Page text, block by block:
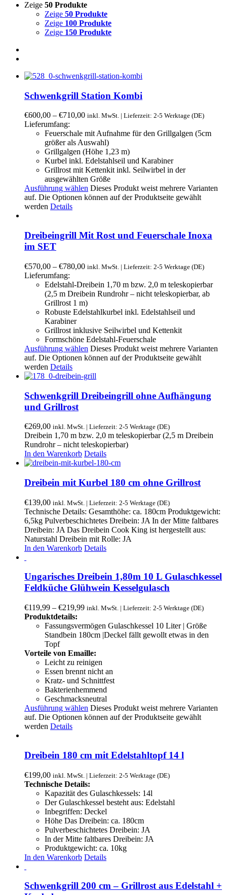
Zeige 50 Produkte
Zeige 50 Produkte
Zeige 100 Produkte
Zeige 150 Produkte
Schwenkgrill Station Kombi
€600,00 – €710,00 inkl. MwSt. | Lieferzeit: 2-5 Werktage (DE)
Lieferumfang:
Feuerschale mit Aufnahme für den Grillgalgen (5cm
größer als Auswahl)
Grillgalgen (Höhe 1,23 m)
Kurbel inkl. Edelstahlseil und Karabiner
Grillrost mit Kettenkit inkl. Seilwirbel in der
ausgewählten Größe
Ausführung wählen Dieses Produkt weist mehrere Varianten
auf. Die Optionen können auf der Produktseite gewählt
werden Details
Dreibeingrill Mit Rost und Feuerschale Inoxa
im SET
€570,00 – €780,00 inkl. MwSt. | Lieferzeit: 2-5 Werktage (DE)
Lieferumfang:
Edelstahl-Dreibein 1,70 m bzw. 2,0 m teleskopierbar
(2,5 m Dreibein Rundrohr – nicht teleskopierbar, ab
Grillrost 1 m)
Robuste Edelstahlkurbel inkl. Edelstahlseil und
Karabiner
Grillrost inklusive Seilwirbel und Kettenkit
Formschöne Edelstahl-Feuerschale
Ausführung wählen Dieses Produkt weist mehrere Varianten
auf. Die Optionen können auf der Produktseite gewählt
werden Details
Schwenkgrill Dreibeingrill ohne Aufhängung
und Grillrost
€269,00 inkl. MwSt. | Lieferzeit: 2-5 Werktage (DE)
Dreibein 1,70 m bzw. 2,0 m teleskopierbar (2,5 m Dreibein
Rundrohr – nicht teleskopierbar)
In den Warenkorb Details
Dreibein mit Kurbel 180 cm ohne Grillrost
€139,00 inkl. MwSt. | Lieferzeit: 2-5 Werktage (DE)
Technische Details: Gesamthöhe: ca. 180cm Produktgewicht:
6,5kg Pulverbeschichtetes Dreibein: JA In der Mitte faltbares
Dreibein: JA Das Dreibein Cook King ist hergestellt aus:
Naturstahl Dreibein mit Rolle: JA
In den Warenkorb Details
Ungarisches Dreibein 1,80m 10 L Gulaschkessel
Feldküche Glühwein Kesselgulasch
€119,99 – €219,99 inkl. MwSt. | Lieferzeit: 2-5 Werktage (DE)
Produktdetails:
Fassungsvermögen Gulaschkessel 10 Liter | Größe
Standbein 180cm |Deckel fällt gewollt etwas in den
Topf
Vorteile von Emaille:
Leicht zu reinigen
Essen brennt nicht an
Kratz- und Schnittfest
Bakterienhemmend
Geschmacksneutral
Ausführung wählen Dieses Produkt weist mehrere Varianten
auf. Die Optionen können auf der Produktseite gewählt
werden Details
Dreibein 180 cm mit Edelstahltopf 14 l
€199,00 inkl. MwSt. | Lieferzeit: 2-5 Werktage (DE)
Technische Details:
Kapazität des Gulaschkessels: 14l
Der Gulaschkessel besteht aus: Edelstahl
Inbegriffen: Deckel
Höhe Das Dreibein: ca. 180cm
Pulverbeschichtetes Dreibein: JA
In der Mitte faltbares Dreibein: JA
Produktgewicht: ca. 10kg
In den Warenkorb Details
Schwenkgrill 200 cm – Grillrost aus Edelstahl +